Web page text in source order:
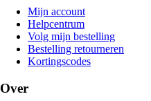
Mijn account
Helpcentrum
Volg mijn bestelling
Bestelling retourneren
Kortingscodes
Over